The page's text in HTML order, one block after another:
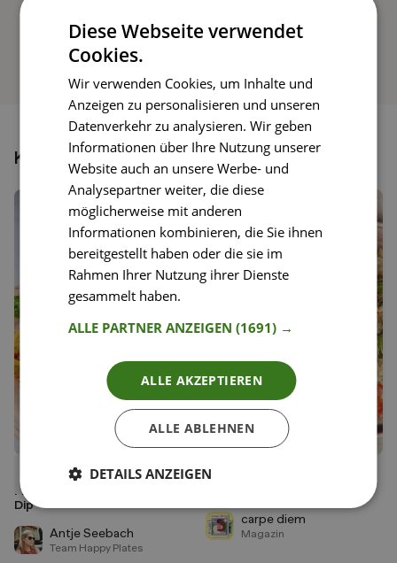
Könnte dir auch gefallen
Vegane Spinat-Tomaten-
Frittata mit Joghurt-Pesto-
Dip
Antje Seebach
Team Happy Plates
carpe diem Challenge -
carpe diem
Magazin
Diese Webseite verwendet
Cookies.
Wir verwenden Cookies, um Inhalte und
Anzeigen zu personalisieren und unseren
Datenverkehr zu analysieren. Wir geben
Informationen über Ihre Nutzung unserer
Website auch an unsere Werbe- und
Analysepartner weiter, die diese
möglicherweise mit anderen
Informationen kombinieren, die Sie ihnen
bereitgestellt haben oder die sie im
Rahmen Ihrer Nutzung ihrer Dienste
gesammelt haben.
ALLE PARTNER ANZEIGEN(1691) →
ALLE AKZEPTIEREN
ALLE ABLEHNEN
DETAILS ANZEIGEN